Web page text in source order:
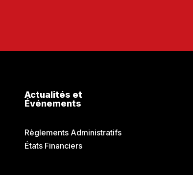
Actualités et
Événements
Règlements Administratifs
États Financiers